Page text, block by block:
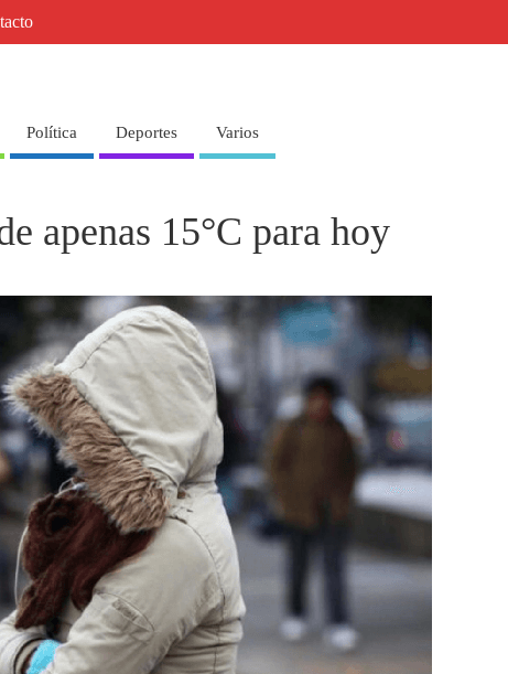
Política Deportes Varios
apenas 15°C para hoy